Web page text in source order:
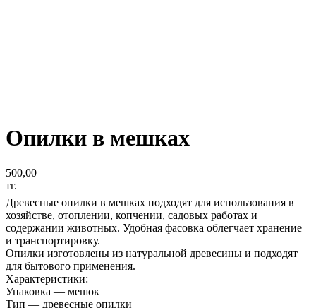
Опилки в мешках
500,00
тг.
Древесные опилки в мешках подходят для использования в
хозяйстве, отоплении, копчении, садовых работах и
содержании животных. Удобная фасовка облегчает хранение
и транспортировку.
Опилки изготовлены из натуральной древесины и подходят
для бытового применения.
Характеристики:
Упаковка — мешок
Тип — древесные опилки